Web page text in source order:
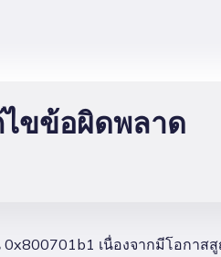
ไขข้อผิดพลาด
เนื่องจากมีโอกา